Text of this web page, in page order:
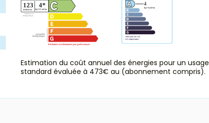
Estimation du coût annuel des énergies pour un usage
standard évaluée à 473€ au (abonnement compris).